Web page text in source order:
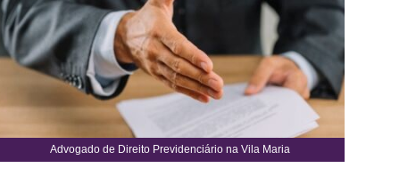
Advogado de Direito Previdenciário na Vila Maria